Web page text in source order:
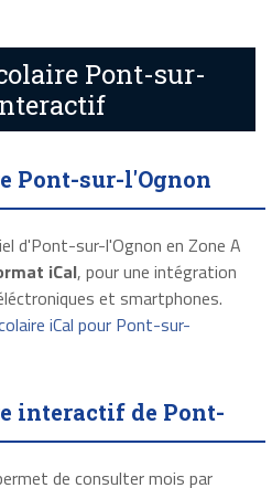
Pont-sur-
Pont-sur-l'Ognon
d'Pont-sur-l'Ognon en Zone A
iCal, pour une intégration
et smartphones.
iCal pour Pont-sur-
interactif de Pont-
de consulter mois par